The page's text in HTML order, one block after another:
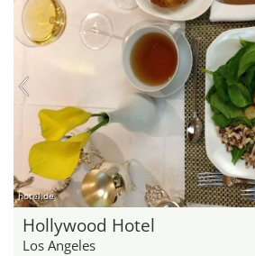
hotel.de
Hollywood Hotel
Los Angeles